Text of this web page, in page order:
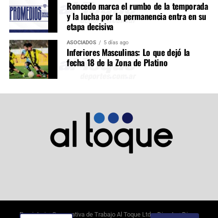
Roncedo marca el rumbo de la temporada
y la lucha por la permanencia entra en su
etapa decisiva
ASOCIADOS 5 días ago
Inferiores Masculinas: Lo que dejó la
fecha 18 de la Zona de Platino
Propietario: Cooperativa de Trabajo Al Toque Ltda. Director: Diego